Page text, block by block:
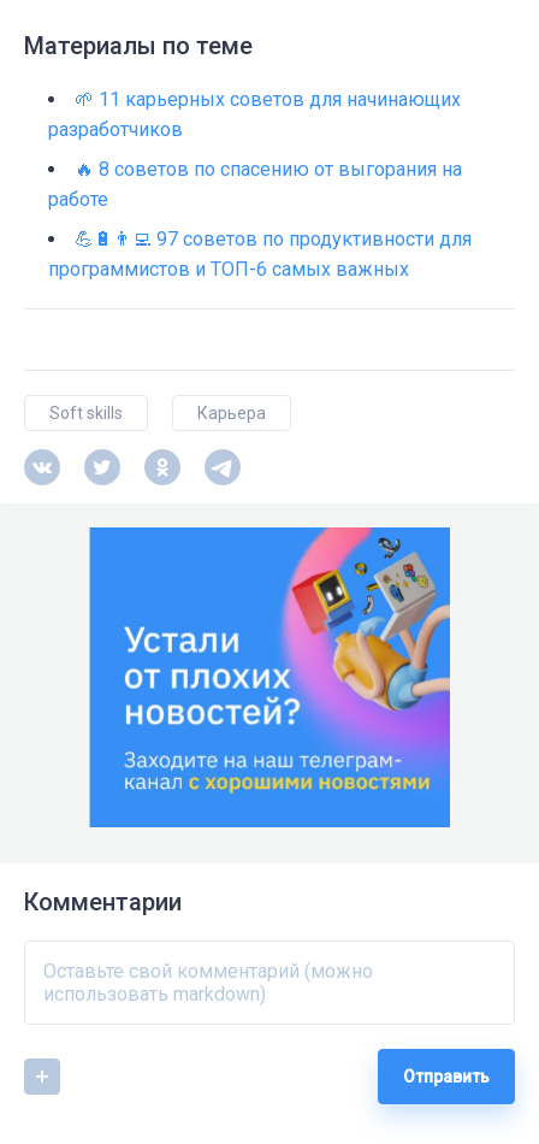
Материалы по теме
🌱 11 карьерных советов для начинающих
разработчиков
🔥 8 советов по спасению от выгорания на
работе
💪🔋👨‍💻 97 советов по продуктивности для
программистов и ТОП-6 самых важных
Soft skills Карьера
Комментарии
Отправить